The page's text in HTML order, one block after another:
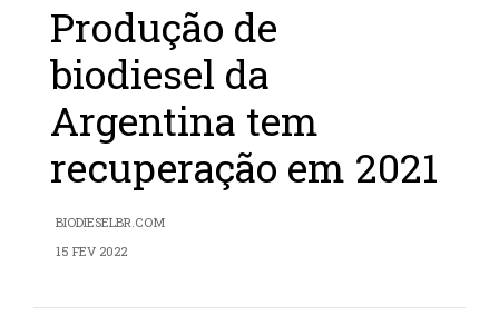
Produção de
biodiesel da
Argentina tem
recuperação em 2021
BIODIESELBR.COM
15 FEV 2022